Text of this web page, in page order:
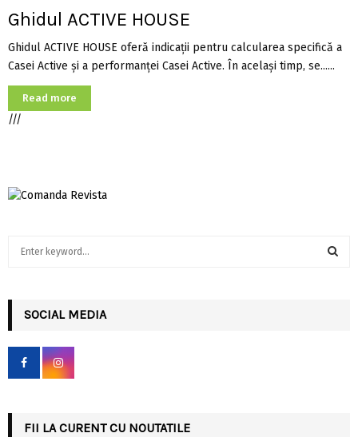
Ghidul ACTIVE HOUSE
Ghidul ACTIVE HOUSE oferă indicații pentru calcularea specifică a
Casei Active și a performanței Casei Active. În același timp, se......
Read more
///
h
f
r
SOCIAL MEDIA
FII LA CURENT CU NOUTATILE